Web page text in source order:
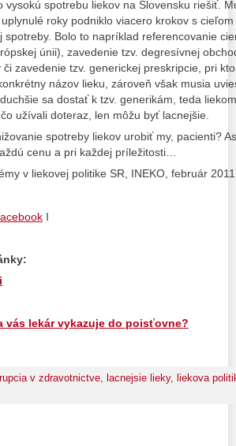
vysokú spotrebu liekov na Slovensku riešiť.
roky podniklo viacero krokov s
spotreby. Bolo to napríklad referencovanie
únii), zavedenie tzv. degresívnej
či zavedenie tzv. generickej preskripcie, pri
názov lieku, zároveň však musia
sa dostať k tzv. generikám, teda
užívali doteraz, len môžu byť lacnejšie.
spotreby liekov urobiť my, pacienti?
cenu a pri každej príležitosti…
v liekovej politike SR, INEKO, február 2011
I
vás lekár vykazuje do poisťovne?
v zdravotnictve lacnejsie lieky, liekova